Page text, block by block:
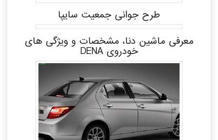
طرح جوانی جمعیت سایپا
معرفی ماشین دنا، مشخصات و ویژگی های
خودروی DENA